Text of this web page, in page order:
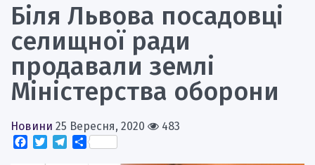
Біля Львова посадовці
селищної ради
продавали землі
Міністерства оборони
Новини 25 Вересня, 2020
483
Facebook
TwitterTelegram
Поділитися